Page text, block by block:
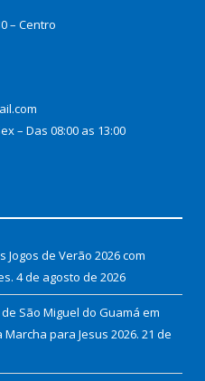
– Centro
– Das 08:00 as 13:00
de Verão 2026 com
4 de agosto de 2026
São Miguel do Guamá em
para Jesus 2026. 21 de